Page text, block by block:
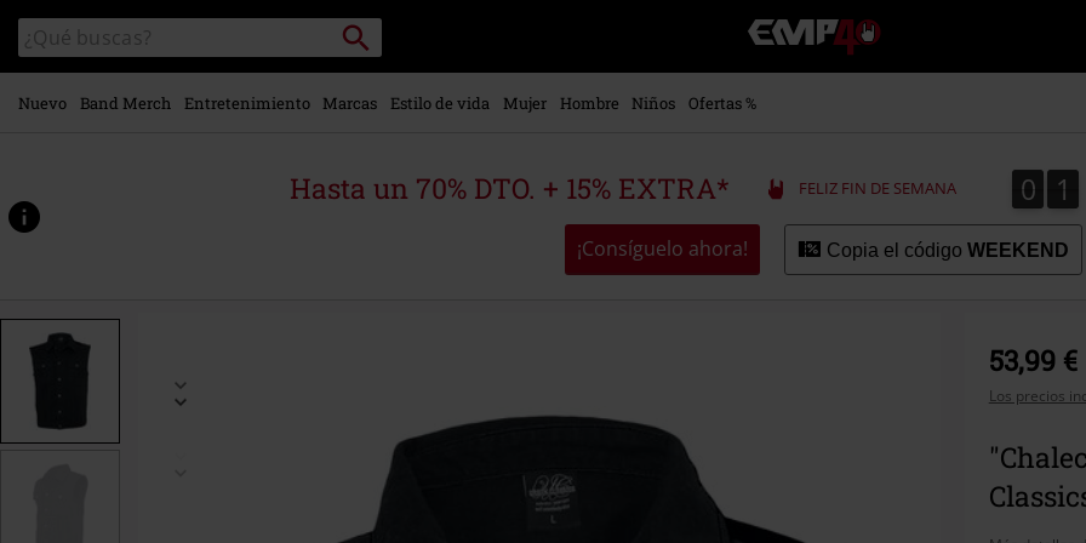
contenido
principal
Buscar
en
el
catálogo
Buscar
EMP
-
Música,
Merch
Ropa
Alternativa
Nuevo Band Merch Entretenimiento Marcas Estilo de vida Mujer Hombre Niños Ofertas %
Hasta un 70% DTO. + 15% EXTRA* FELIZ FIN DE SEMANA 0
0 1
1
¡Consíguelo ahora! Copia el código WEEKEND
www.emp-
p/chaleco-
246687.html
53,99 €
Los precios